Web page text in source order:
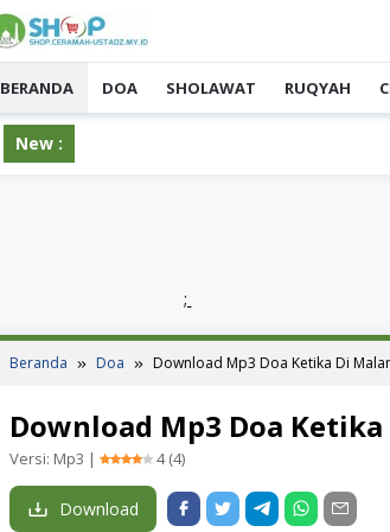
BERANDA DOA SHOLAWAT RUQYAH
New :
;
Beranda Doa Download Mp3 Doa Ketika Di
Download Mp3 Doa
Versi: Mp3 | 4(4)
Download